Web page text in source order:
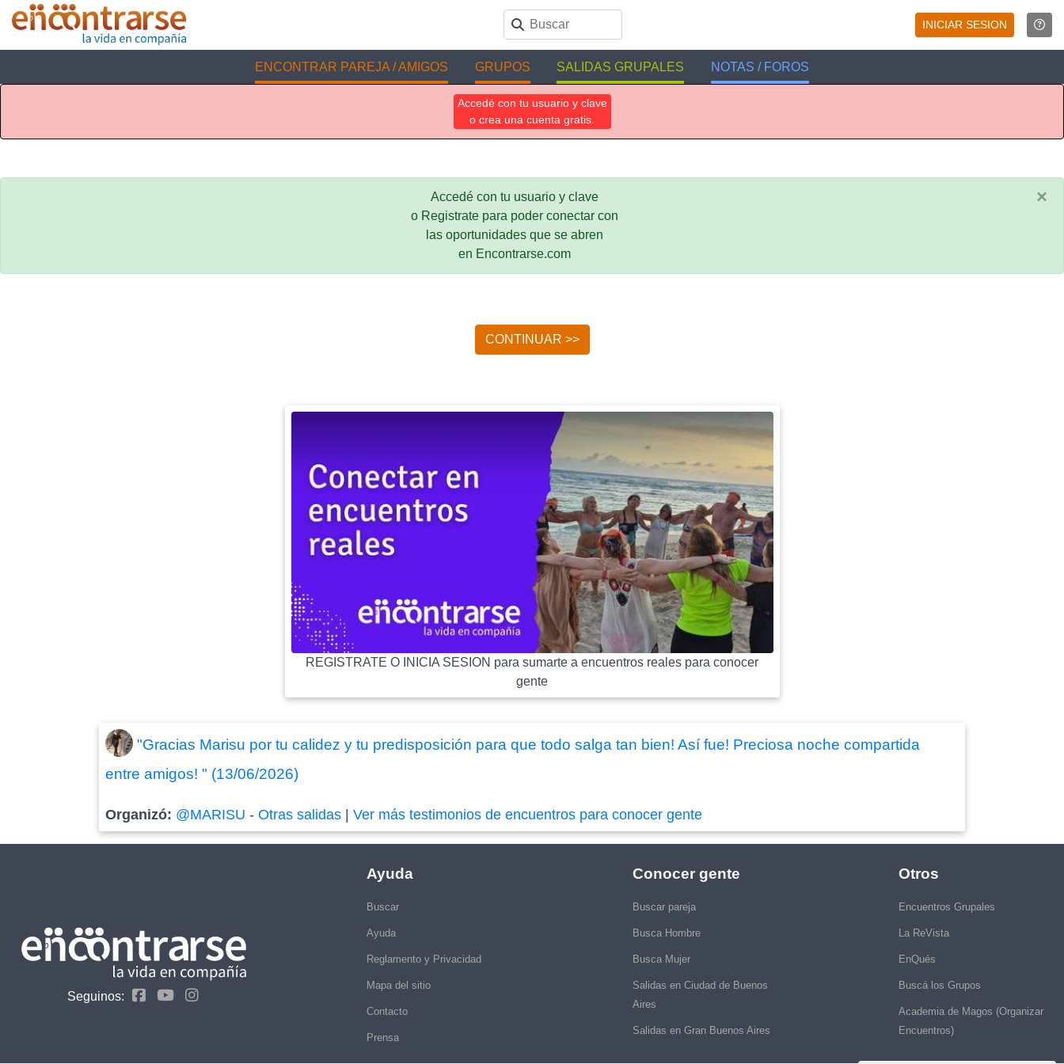
INICIAR SESION
ENCONTRAR PAREJA / AMIGOS GRUPOS SALIDAS GRUPALES NOTAS / FOROS
Accedé con tu usuario y clave
o crea una cuenta gratis.
Accedé con tu usuario y clave
o Registrate para poder conectar con
las oportunidades que se abren
en Encontrarse.com
×
CONTINUAR >>
REGISTRATE O INICIA SESION para sumarte a encuentros reales para conocer
gente
"Gracias Marisu por tu calidez y tu predisposición para que todo salga tan bien! Así fue! Preciosa noche compartida
entre amigos! " (13/06/2026)
Organizó: @MARISU -Otras salidas |Ver más testimonios de encuentros para conocer gente
Seguinos:
Ayuda
Buscar
Ayuda
Reglamento y Privacidad
Mapa del sitio
Contacto
Prensa
Conocer gente
Buscar pareja
Busca Hombre
Busca Mujer
Salidas en Ciudad de Buenos
Aires
Salidas en Gran Buenos Aires
Otros
Encuentros Grupales
La ReVista
EnQués
Buscá los Grupos
Academia de Magos (Organizar
Encuentros)